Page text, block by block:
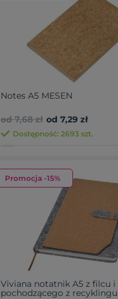
Notes A5 MESEN
od 7,68 zł od 7,29 zł
Dostępność: 2693 szt.
Promocja -15%
Viviana notatnik A5 z filcu i
pochodzącego z recyklingu